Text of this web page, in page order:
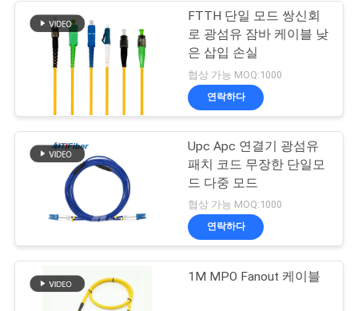
FTTH 단일 모드 쌍신회
로 광섬유 잠바 케이블 낮
은 삽입 손실
협상 가능 MOQ:1000
연락하다
Upc Apc 연결기 광섬유
패치 코드 무장한 단일모
드 다중 모드
협상 가능 MOQ:1000
연락하다
1M MPO Fanout 케이블